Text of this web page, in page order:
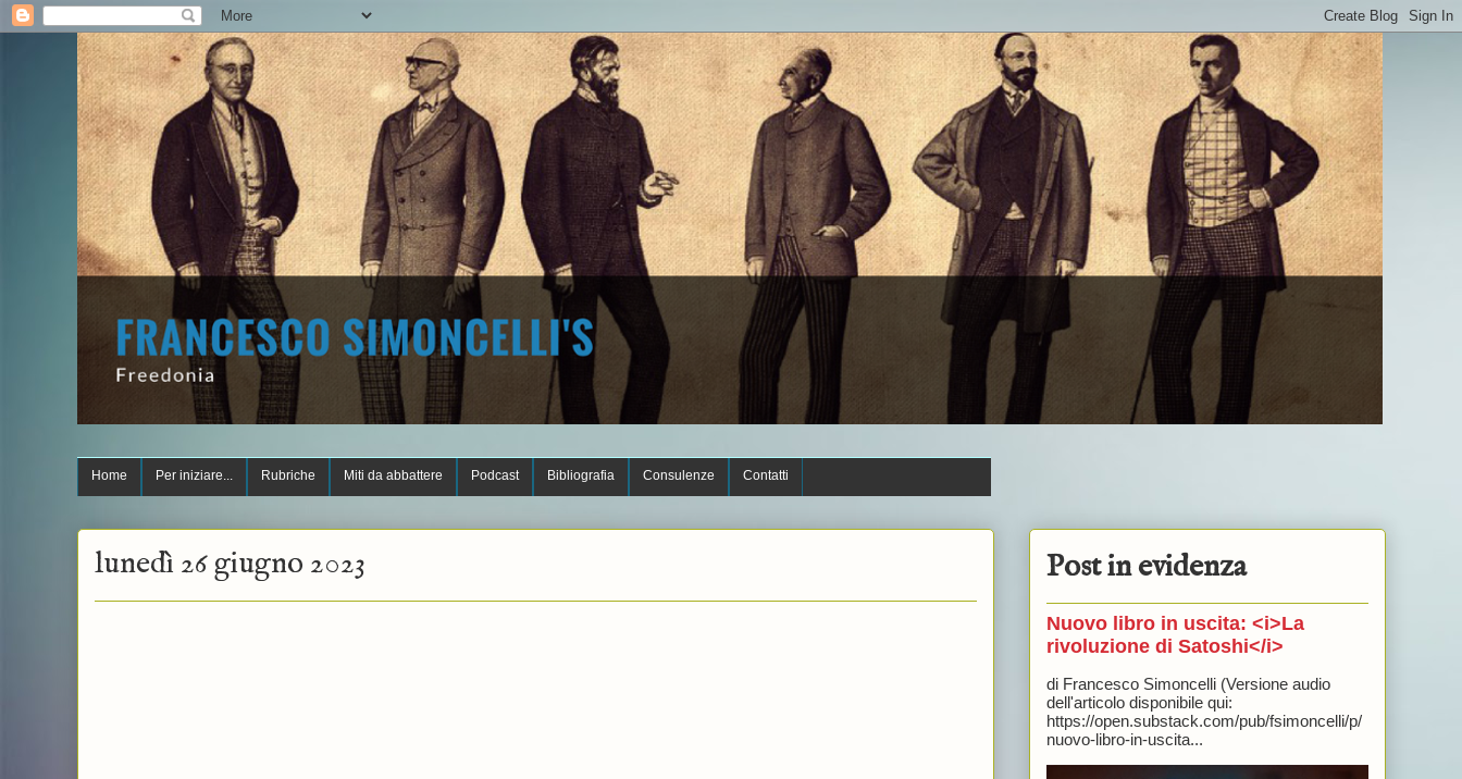
Home Per iniziare... Rubriche Miti da abbattere Podcast Bibliografia Consulenze Contatti
lunedì 26 giugno 2023 Post in evidenza
Nuovo libro in uscita: <i>La
rivoluzione di Satoshi</i>
di Francesco Simoncelli (Versione audio
dell'articolo disponibile qui:
https://open.substack.com/pub/fsimoncelli/p/
nuovo-libro-in-uscita...